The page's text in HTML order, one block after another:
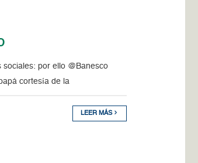
por ello @Banesco
cortesía de la
LEER MÁS